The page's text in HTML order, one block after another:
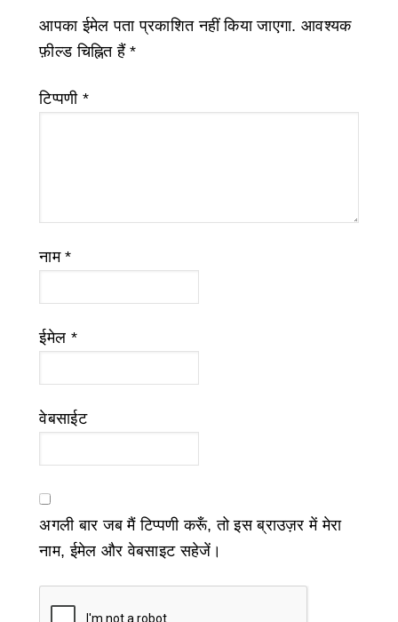
आपका ईमेल पता प्रकाशित नहीं किया जाएगा. आवश्यक
फ़ील्ड चिह्नित हैं*
टिप्पणी *
नाम*
ईमेल *
वेबसाईट
अगली बार जब मैं टिप्पणी करूँ, तो इस ब्राउज़र में मेरा
नाम, ईमेल और वेबसाइट सहेजें।